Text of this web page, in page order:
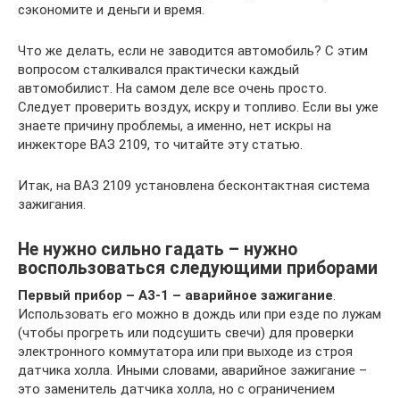
сэкономите и деньги и время.
Что же делать, если не заводится автомобиль? С этим
вопросом сталкивался практически каждый
автомобилист. На самом деле все очень просто.
Следует проверить воздух, искру и топливо. Если вы уже
знаете причину проблемы, а именно, нет искры на
инжекторе ВАЗ 2109, то читайте эту статью.
Итак, на ВАЗ 2109 установлена бесконтактная система
зажигания.
Не нужно сильно гадать – нужно
воспользоваться следующими приборами
Первый прибор – А3-1 – аварийное зажигание
Использовать его можно в дождь или при езде по лужам
(чтобы прогреть или подсушить свечи) для проверки
электронного коммутатора или при выходе из строя
датчика холла. Иными словами, аварийное зажигание –
это заменитель датчика холла, но с ограничением